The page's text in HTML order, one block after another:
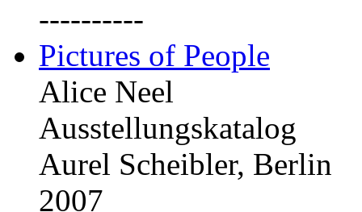
----------
Pictures of People
Alice Neel
Ausstellungskatalog
Aurel Scheibler, Berlin
2007